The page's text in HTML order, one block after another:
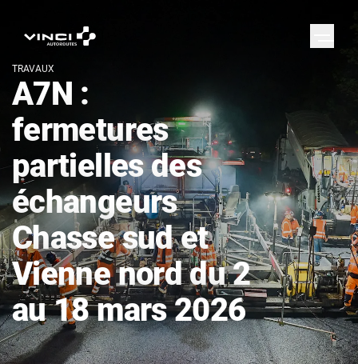
TRAVAUX
A7N :
fermetures
partielles des
échangeurs
Chasse sud et
Vienne nord du 2
au 18 mars 2026